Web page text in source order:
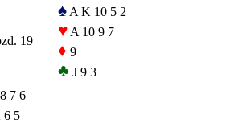
♠ A K 10 5 2
♥ A 10 9 7
♦ 9
♣ J 9 3
7 6
6 5